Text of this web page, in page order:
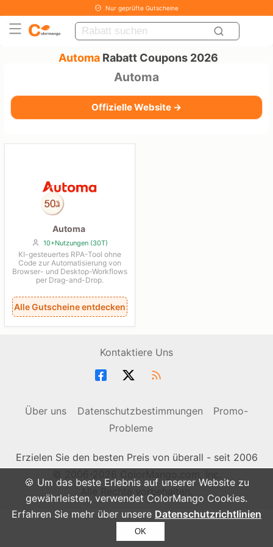
🍪 Um das beste Erlebnis auf unserer Website zu
gewährleisten, verwendet ColorMango Cookies.
Erfahren Sie mehr über unsere Datenschutzrichtlinien
OK
Nur geprüfte Gutscheine
Automa Rabatt Coupons 2026
Automa
Offizielle Website →
Automa
10+Nutzungen (30T)
KI-gesteuertes RPA-Tool ohne
Code zur Automatisierung von
Browser- und Desktop-Workflows
per Drag-and-Drop.
Alle Gutscheine entdecken
Kontaktiere Uns
Über uns Datenschutzbestimmungen
Promo-
Probleme
Erzielen Sie den besten Preis von überall - seit 2006
Alle Rechte vorbehalten.